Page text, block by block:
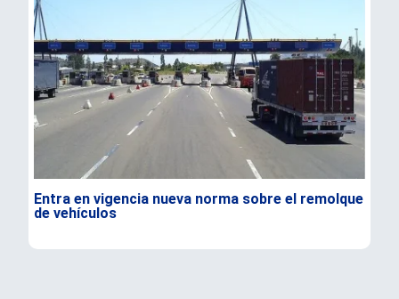
Entra en vigencia nueva norma sobre el remolque
de vehículos